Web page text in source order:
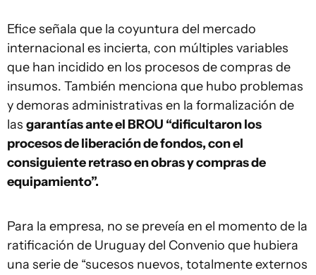
Efice señala que la coyuntura del mercado
internacional es incierta, con múltiples variables
que han incidido en los procesos de compras de
insumos. También menciona que hubo problemas
y demoras administrativas en la formalización de
las garantías ante el BROU “dificultaron los
procesos de liberación de fondos, con el
consiguiente retraso en obras y compras de
equipamiento”.
Para la empresa, no se preveía en el momento de la
ratificación de Uruguay del Convenio que hubiera
una serie de “sucesos nuevos, totalmente externos